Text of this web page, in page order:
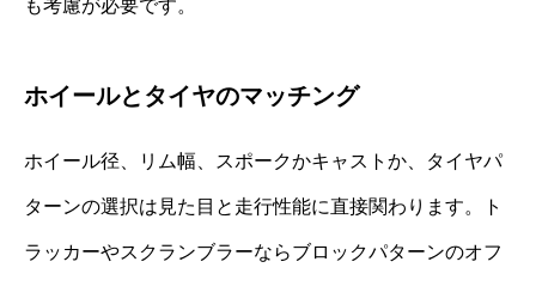
も考慮が必要です。
ホイールとタイヤのマッチング
ホイール径、リム幅、スポークかキャストか、タイヤパ
ターンの選択は見た目と走行性能に直接関わります。ト
ラッカーやスクランブラーならブロックパターンのオフ